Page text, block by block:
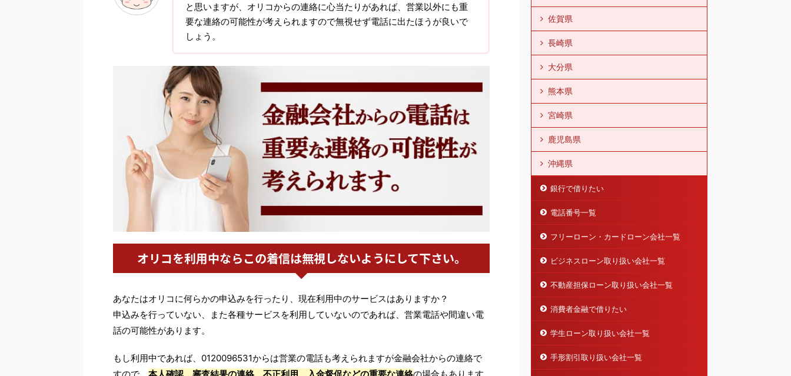
と思いますが、オリコからの連絡に心当たりがあれば、営業以外にも重
要な連絡の可能性が考えられますので無視せず電話に出たほうが良いで
しょう。
オリコを利用中ならこの着信は無視しないようにして下さい。
あなたはオリコに何らかの申込みを行ったり、現在利用中のサービスはありますか？
申込みを行っていない、また各種サービスを利用していないのであれば、営業電話や間違い電
話の可能性があります。
もし利用中であれば、0120096531からは営業の電話も考えられますが金融会社からの連絡で
佐賀県
長崎県
大分県
熊本県
宮崎県
鹿児島県
沖縄県
銀行で借りたい
電話番号一覧
フリーローン・カードローン会社一覧
ビジネスローン取り扱い会社一覧
不動産担保ローン取り扱い会社一覧
消費者金融で借りたい
学生ローン取り扱い会社一覧
手形割引取り扱い会社一覧